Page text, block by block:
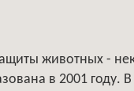
животных -
в 2001 году. В